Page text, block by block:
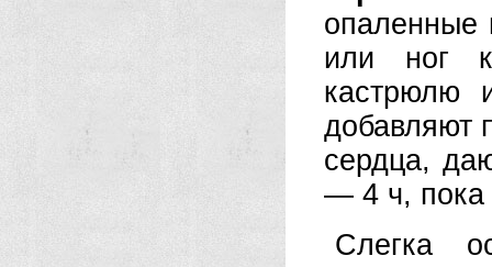
опаленные
или ног
кастрюлю
добавляют
сердца,
— 4 ч, пока
Слегка